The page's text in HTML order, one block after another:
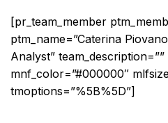
[pr_team_member
ptm_name=”Caterina
Analyst”
mnf_color=”#000000″
tmoptions=”%5B%5D”]